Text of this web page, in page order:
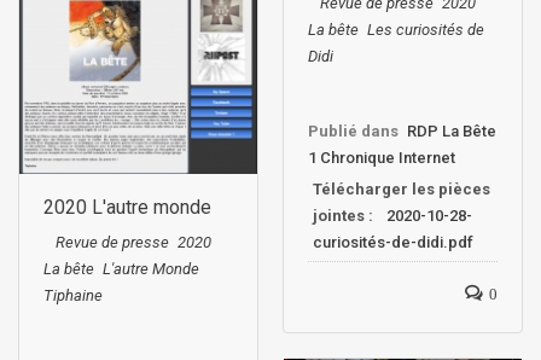
La bête Les curiosités de
Didi
Publié dans RDP La Bête
1 Chronique Internet
Télécharger les pièces
jointes :
2020-10-28-
curiosités-de-didi.pdf
0
2020 L'autre monde
Revue de presse 2020
La bête L'autre Monde
Tiphaine